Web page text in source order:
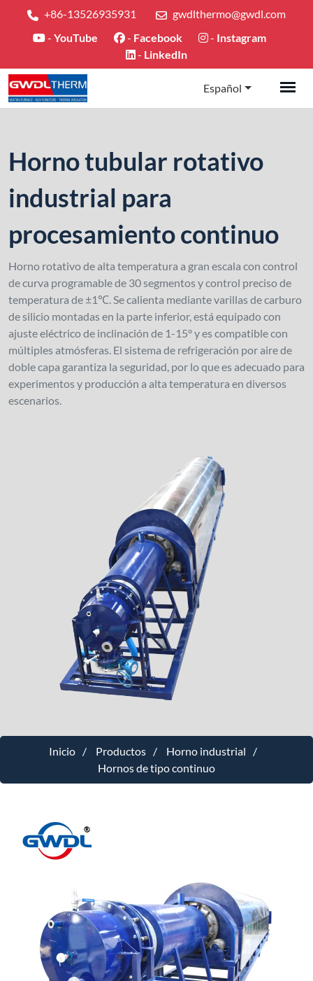
+86-13526935931
gwdlthermo@gwdl.com
- YouTube - Facebook - Instagram
- LinkedIn
Español
Horno tubular rotativo
industrial para
procesamiento continuo
Horno rotativo de alta temperatura a gran escala con control
de curva programable de 30 segmentos y control preciso de
temperatura de ±1℃. Se calienta mediante varillas de carburo
de silicio montadas en la parte inferior, está equipado con
ajuste eléctrico de inclinación de 1-15° y es compatible con
múltiples atmósferas. El sistema de refrigeración por aire de
doble capa garantiza la seguridad, por lo que es adecuado para
experimentos y producción a alta temperatura en diversos
escenarios.
Inicio Productos
Horno industrial
Hornos de tipo continuo